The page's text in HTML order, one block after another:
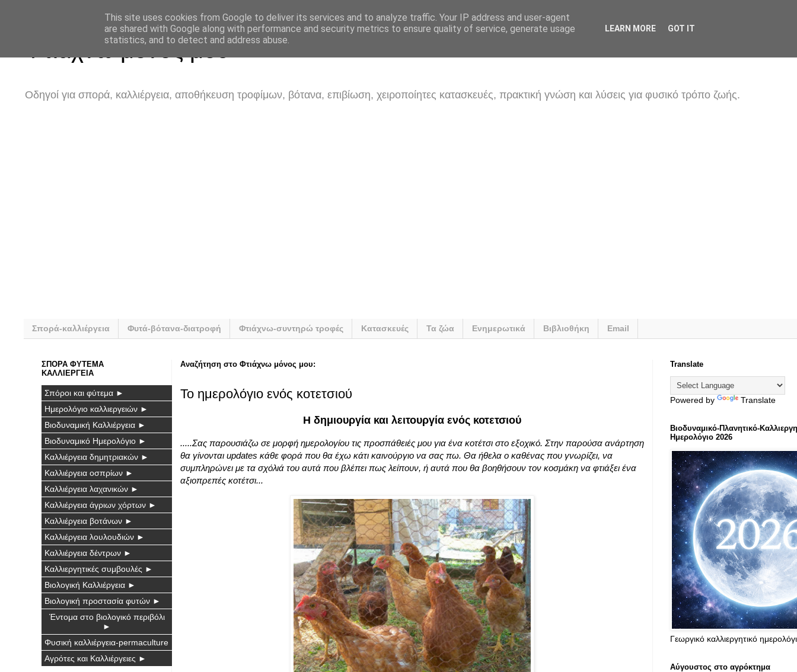
Φτιάχνω μόνος μου
Οδηγοί για σπορά, καλλιέργεια, αποθήκευση τροφίμων, βότανα, επιβίωση, χειροποίητες κατασκευές, πρακτική γνώση και λύσεις για φυσικό τρόπο ζωής.
Σπορά-καλλιέργεια Φυτά-βότανα-διατροφή Φτιάχνω-συντηρώ τροφές Κατασκευές Τα ζώα Ενημερωτικά Βιβλιοθήκη Email
Αναζήτηση στο Φτιάχνω μόνος μου:
Το ημερολόγιο ενός κοτετσιού
Η δημιουργία και λειτουργία ενός κοτετσιού
.....Σας παρουσιάζω σε μορφή ημερολογίου τις προσπάθειές μου για ένα κοτέτσι στο εξοχικό. Στην παρούσα ανάρτηση
θα γίνονται updates κάθε φορά που θα έχω κάτι καινούργιο να σας πω. Θα ήθελα ο καθένας που γνωρίζει, να
συμπληρώνει με τα σχόλιά του αυτά που βλέπει πως λείπουν, ή αυτά που θα βοηθήσουν τον κοσμάκη να φτιάξει ένα
αξιοπρεπές κοτέτσι...
ΣΠΟΡΑ ΦΥΤΕΜΑ
ΚΑΛΛΙΕΡΓΕΙΑ
Σπόροι και φύτεμα ►
Ημερολόγιο καλλιεργειών ►
Βιοδυναμική Καλλιέργεια ►
Βιοδυναμικό Ημερολόγιο ►
Καλλιέργεια δημητριακών ►
Καλλιέργεια οσπρίων ►
Καλλιέργεια λαχανικών ►
Καλλιέργεια άγριων χόρτων ►
Καλλιέργεια βοτάνων ►
Καλλιέργεια λουλουδιών ►
Καλλιέργεια δέντρων ►
Καλλιεργητικές συμβουλές ►
Βιολογική Καλλιέργεια ►
Βιολογική προστασία φυτών ►
Έντομα στο βιολογικό περιβόλι
►
Φυσική καλλιέργεια-permaculture
Αγρότες και Καλλιέργειες ►
Translate
Powered by Translate
Βιοδυναμικό-Πλανητικό-
Ημερολόγιο 2026
Γεωργικό καλλιεργητικό
Αύγουστος στο αγρόκτημα
This site uses cookies from Google to deliver its services and to analyze traffic. Your IP address and user-agent
are shared with Google along with performance and security metrics to ensure quality of service, generate usage
statistics, and to detect and address abuse.
LEARN MORE GOT IT